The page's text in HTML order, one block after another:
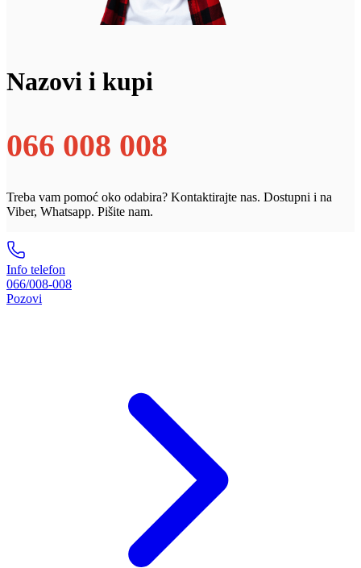
Nazovi i kupi
066 008 008
Treba vam pomoć oko odabira? Kontaktirajte nas. Dostupni i na
Viber, Whatsapp. Pišite nam.
Info telefon
066/008-008
Pozovi